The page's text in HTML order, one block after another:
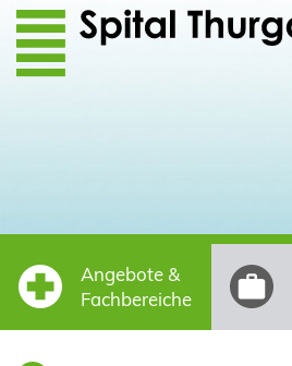
Direkt zum Inhalt
Angebote &
Fachbereiche